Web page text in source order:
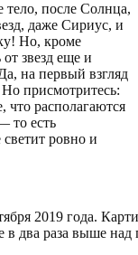
после Солнца,
даже Сириус, и
Но, кроме
звезд еще и
на первый взгляд
присмотритесь:
что располагаются
то есть
ровно и
2019 года.
в два раза выше